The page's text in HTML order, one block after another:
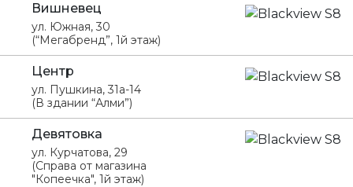
Вишневец
ул. Южная, 30
(“Мегабренд”, 1й этаж)
Центр
ул. Пушкина, 31а-14
(В здании “Алми”)
Девятовка
ул. Курчатова, 29
(Справа от магазина
"Копеечка", 1й этаж)